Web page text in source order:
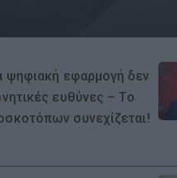
ψηφιακή εφαρμογή δεν
ευθύνες – Το
συνεχίζεται!